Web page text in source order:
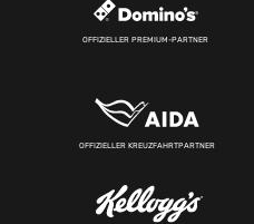
OFFIZIELLER PREMIUM-PARTNER
OFFIZIELLER KREUZFAHRTPARTNER